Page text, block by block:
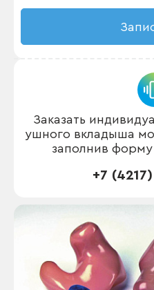
Заказать
ушного вкладыша
заполнив форму
+7